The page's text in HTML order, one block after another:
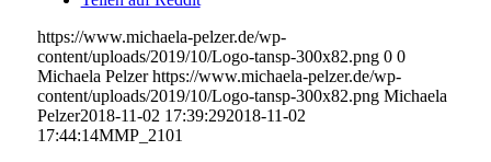
https://www.michaela-pelzer.de/wp-
content/uploads/2019/10/Logo-tansp-300x82.png 0 0
Michaela Pelzer https://www.michaela-pelzer.de/wp-
content/uploads/2019/10/Logo-tansp-300x82.png Michaela
Pelzer2018-11-02 17:39:292018-11-02
17:44:14MMP_2101